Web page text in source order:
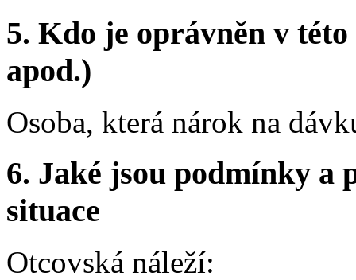
5. Kdo je oprávněn v
apod.)
Osoba, která nárok na
6. Jaké jsou podmínky a
situace
Otcovská náleží: